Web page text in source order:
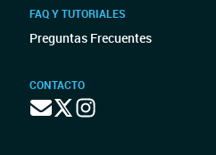
FAQ Y TUTORIALES
Preguntas Frecuentes
CONTACTO